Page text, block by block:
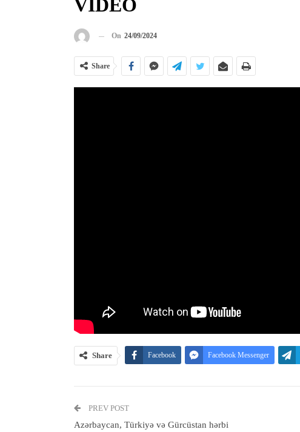
VİDEO
On 24/09/2024
Share
Share Facebook Facebook Messenger
PREV POST
Azərbaycan, Türkiyə və Gürcüstan hərbi